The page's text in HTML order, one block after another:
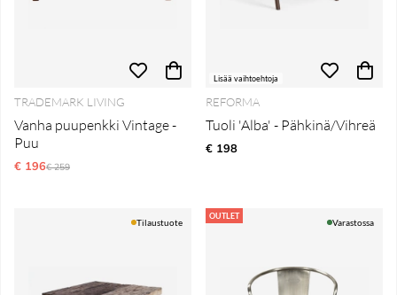
TRADEMARK LIVING
Vanha puupenkki Vintage -
Puu
€ 196Normaali hinta
€ 259
Lisää vaihtoehtoja
REFORMA
Tuoli 'Alba' - Pähkinä/Vihreä
€ 198
Tilaustuote
OUTLET
Varastossa